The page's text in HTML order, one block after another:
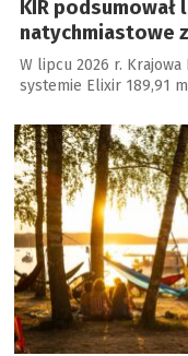
KIR
natychmiastowe
W lipcu 2026 r.
systemie Elixir 189,91
a